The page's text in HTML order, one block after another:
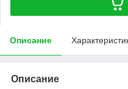
Описание
Описание